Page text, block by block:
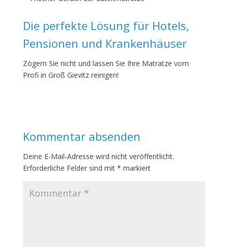
Die perfekte Lösung für Hotels,
Pensionen und Krankenhäuser
Zögern Sie nicht und lassen Sie Ihre Matratze vom
Profi in Groß Gievitz reinigen!
Kommentar absenden
Deine E-Mail-Adresse wird nicht veröffentlicht.
Erforderliche Felder sind mit * markiert